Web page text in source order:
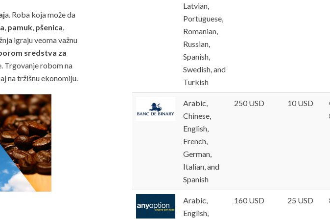
a. Roba koja može da
, pamuk, pšenica,
igraju veoma važnu
sredstva za
Trgovanje robom na
na tržišnu ekonomiju.
Latvian,
Portuguese,
Romanian,
Russian,
Spanish,
Swedish, and
Turkish
Arabic,
Chinese,
English,
French,
German,
Italian, and
Spanish
250 USD 10 USD
Arabic,
English,
160 USD 25 USD